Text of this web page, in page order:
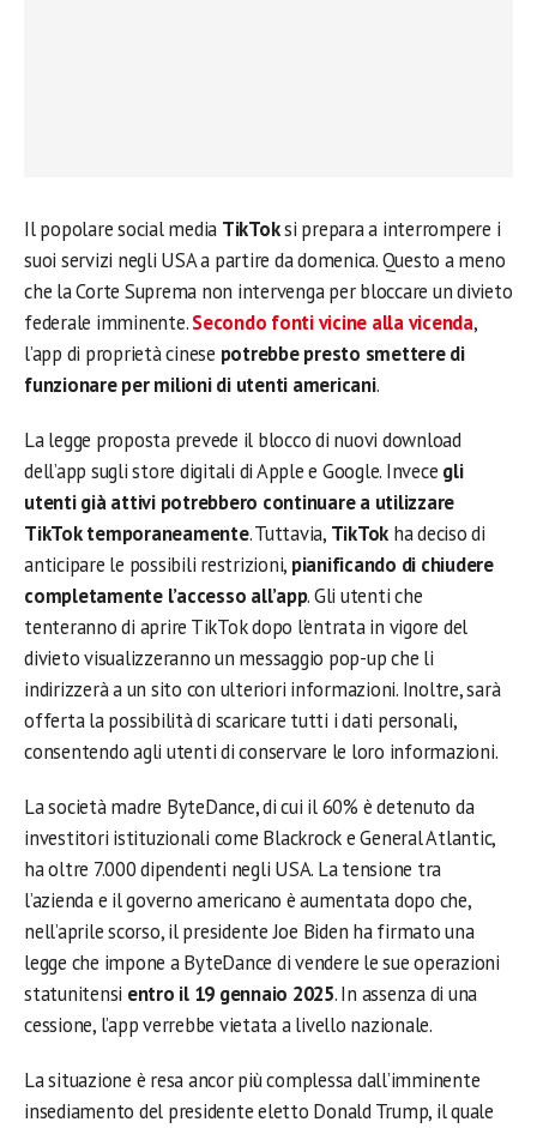
Il popolare social media TikToksi prepara a interrompere i
suoi servizi negli USA a partire da domenica. Questo a meno
che la Corte Suprema non intervenga per bloccare un divieto
federale imminente.Secondo fonti vicine alla vicenda,
l’app di proprietà cinese potrebbe presto smettere di
funzionare per milioni di utenti americani.
La legge proposta prevede il blocco di nuovi download
dell’app sugli store digitali di Apple e Google. Invece gli
utenti già attivi potrebbero continuare a utilizzare
TikTok temporaneamente. Tuttavia, TikTok ha deciso di
anticipare le possibili restrizioni, pianificando di chiudere
completamente l’accesso all’app. Gli utenti che
tenteranno di aprire TikTok dopo l’entrata in vigore del
divieto visualizzeranno un messaggio pop-up che li
indirizzerà a un sito con ulteriori informazioni. Inoltre, sarà
offerta la possibilità di scaricare tutti i dati personali,
consentendo agli utenti di conservare le loro informazioni.
La società madre ByteDance, di cui il 60% è detenuto da
investitori istituzionali come Blackrock e General Atlantic,
ha oltre 7.000 dipendenti negli USA. La tensione tra
l’azienda e il governo americano è aumentata dopo che,
nell’aprile scorso, il presidente Joe Biden ha firmato una
legge che impone a ByteDance di vendere le sue operazioni
statunitensi entro il 19 gennaio 2025. In assenza di una
cessione, l’app verrebbe vietata a livello nazionale.
La situazione è resa ancor più complessa dall’imminente
insediamento del presidente eletto Donald Trump, il quale